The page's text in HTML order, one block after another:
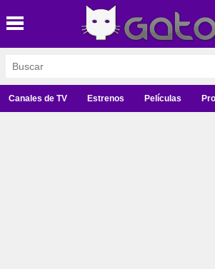
Canales de TV Estrenos Películas